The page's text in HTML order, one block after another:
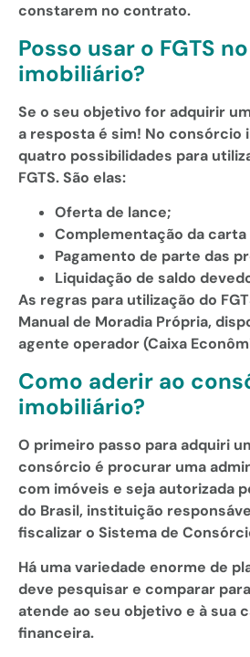
constarem no contrato.
Posso usar o FGTS
imobiliário?
Se o seu objetivo for adquirir
a resposta é sim! No consórcio
quatro possibilidades para
FGTS. São elas:
Oferta de lance;
Complementação da
Pagamento de parte das
Liquidação de saldo
As regras para utilização do
Manual de Moradia Própria,
agente operador (Caixa
Como aderir ao
imobiliário?
O primeiro passo para adquiri
consórcio é procurar uma
com imóveis e seja autorizada
do Brasil, instituição
fiscalizar o Sistema de
Há uma variedade enorme de
deve pesquisar e comparar
atende ao seu objetivo e à sua
financeira.